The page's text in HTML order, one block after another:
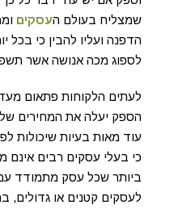
שמצליח בעולם העסקים
הדפנה ועליו להבין כי בכל
לספוג מכה אנושה אשר
לעתים הלקוחות פתאום
הספק יעלה את המחירים של
עוד מאות בעיות שיכולות
כי בעלי עסקים רבים אינם
ביותר שכל עסק מתמודד
לעסקים קטנים או גדולים,